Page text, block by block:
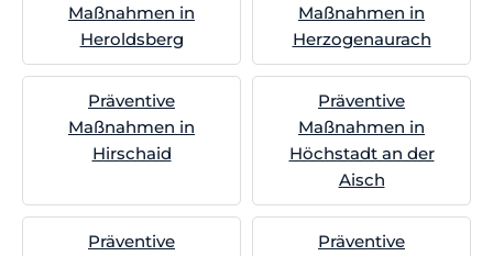
Maßnahmen in
Heroldsberg
Maßnahmen in
Herzogenaurach
Präventive
Maßnahmen in
Hirschaid
Präventive
Maßnahmen in
Höchstadt an der
Aisch
Präventive
Präventive